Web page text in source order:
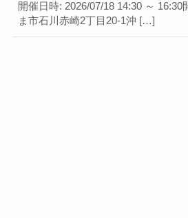
開催日時: 2026/07/18 14:30 ～ 16:30
ま市石川赤崎2丁目20-1沖 […]